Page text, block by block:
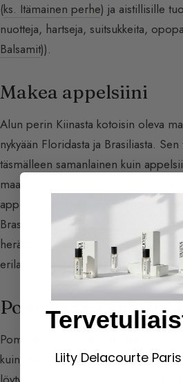
(ks. Itämainen perhe) ja aistillisille
nuotteja, hartseja, suitsukkeita,
Balsamit)).
Makea appelsiini
Alun perin Kiinasta kotoisin oleva
nykyään Floridasta ja Brasiliasta.
täsmälleen samanlainen kuin
maailman viljelyin sitrushedelmä, ja
appelsiinimehun ja
Brasiliasta São Paulon maakunnasta.
herättää sieraimet. Makeaa
erilaisissa tuotteissa.
Pomeranssi eli
Pomeranssi eli “katkera” appelsiini
kuin makea appelsiini. Se tulee
Liity Delacourte